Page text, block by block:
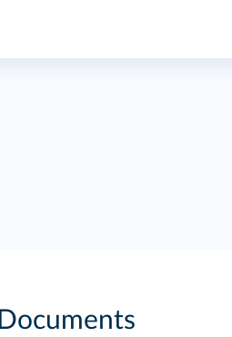
Documents